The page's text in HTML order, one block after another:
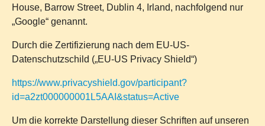
House, Barrow Street, Dublin 4, Irland, nachfolgend nur
„Google“ genannt.
Durch die Zertifizierung nach dem EU-US-
Datenschutzschild („EU-US Privacy Shield“)
https://www.privacyshield.gov/participant?
id=a2zt000000001L5AAI&status=Active
Um die korrekte Darstellung dieser Schriften auf unseren